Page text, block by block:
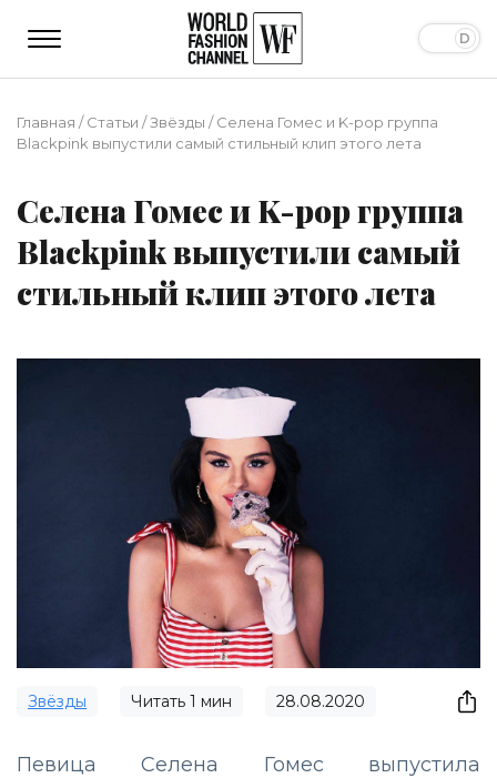
Главная /Статьи /Звёзды /Селена Гомес и K-pop группа
Blackpink выпустили самый стильный клип этого лета
Селена Гомес и K-pop группа
Blackpink выпустили самый
стильный клип этого лета
Звёзды Читать 1 мин 28.08.2020
Певица Селена Гомес выпустила